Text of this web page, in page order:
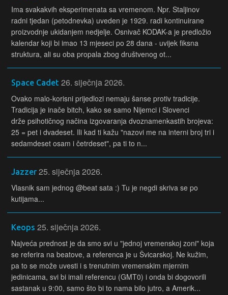
Ima svakakvih eksperimenata sa vremenom. Npr. Staljinov
radni tjedan (petodnevka) uveden je 1929. radi kontinuirane
proizvodnje ukidanjem nedjelje. Osnivač KODAK-a je predložio
kalendar koji bi imao 13 mjeseci po 28 dana - uvijek fiksna
struktura, ali su oba propala zbog društvenog ot...
Space Cadet 26. siječnja 2026.
Ovako malo-korisni prijedlozi nemaju šanse protiv tradicije.
Tradicija je inače bitch, kako se samo Nijemci i Slovenci
drže psihotičnog načina izgovaranja dvoznamenkastih brojeva:
25 = pet i dvadeset. Ili kad ti kažu "nazovi me na interni broj tri i
sedamdeset osam i četrdeset", pa ti to n...
Jazzer 25. siječnja 2026.
Vlasnik sam jednog @beat sata :) Tu je negdi skriva se po
kutijama...
Keops 25. siječnja 2026.
Najveća prednost je da smo svi u "jednoj vremenskoj zoni" koja
se referira na beatove, a referenca je u Švicarskoj. Ne kužim,
pa to se može uvesti i s trenutnim vremenskim mjernim
jedinicama, svi bi imali referencu (GMT0) i onda bi dogovorili
sastanak u 9:00, samo što bi to nama bilo jutro, a Amerik...